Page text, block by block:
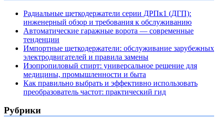
Радиальные щеткодержатели серии ДРПк1 (ДГП):
инженерный обзор и требования к обслуживанию
Автоматические гаражные ворота — современные
тенденции
Импортные щеткодержатели: обслуживание зарубежных
электродвигателей и правила замены
Изопропиловый спирт: универсальное решение для
медицины, промышленности и быта
Как правильно выбрать и эффективно использовать
преобразователь частот: практический гид
Рубрики